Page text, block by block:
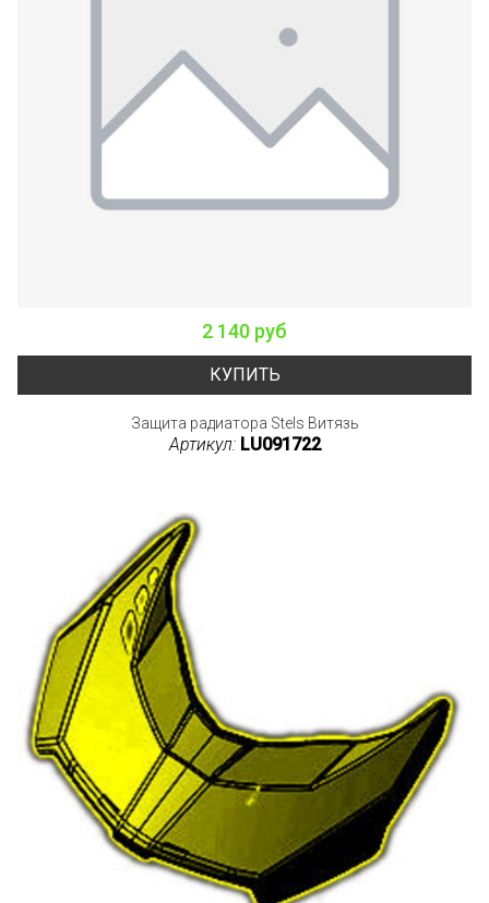
2 140 руб
КУПИТЬ
Защита радиатора Stels Витязь
Артикул: LU091722